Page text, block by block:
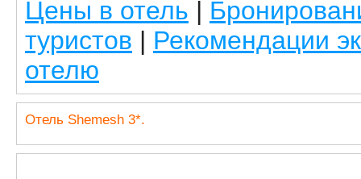
Цены в отель |
туристов | Рекомендации
отелю
Отель Shemesh 3*.